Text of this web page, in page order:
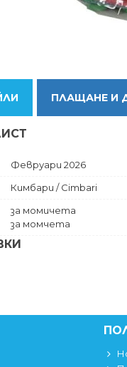
ПЛАЩАНЕ И
Февруари 2026
Кимбари / Cimbari
за момичета
за момчета